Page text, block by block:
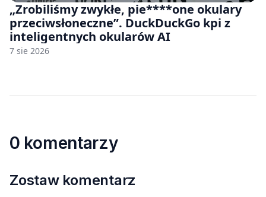
„Zrobiliśmy zwykłe, pie****one okulary
przeciwsłoneczne”. DuckDuckGo kpi z
inteligentnych okularów AI
7 sie 2026
0 komentarzy
Zostaw komentarz